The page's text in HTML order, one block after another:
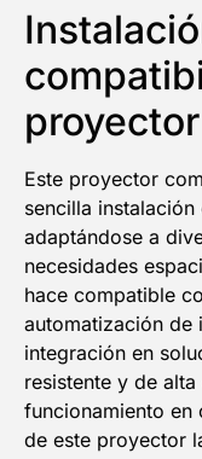
Este proyector
sencilla
adaptándose a
necesidades
hace compatible
automatización de
integración en
resistente y de
funcionamiento en
de este proyector